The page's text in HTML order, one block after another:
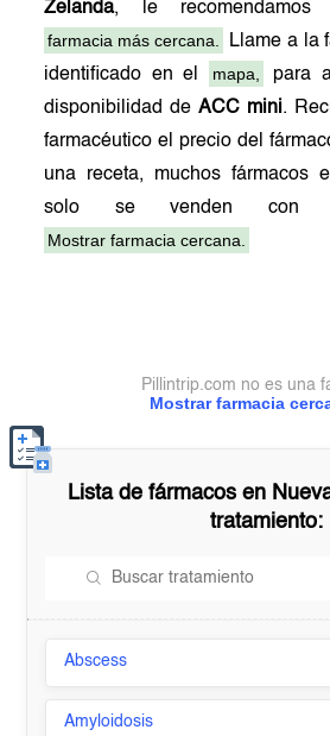
Zelanda, le
farmacia más cercana.
Llame a la
identificado en el
mapa,
para
disponibilidad deACC mini.
farmacéutico el precio del
una receta, muchos fármacos
solo se venden con
Mostrar farmacia cercana.
Mostrar farmacia
Pillintrip.com no es una
Lista de fármacos en
tratamiento:
Abscess
Amyloidosis